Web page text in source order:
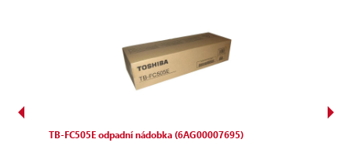
TB‑FC505E odpadní nádobka (6AG00007695)